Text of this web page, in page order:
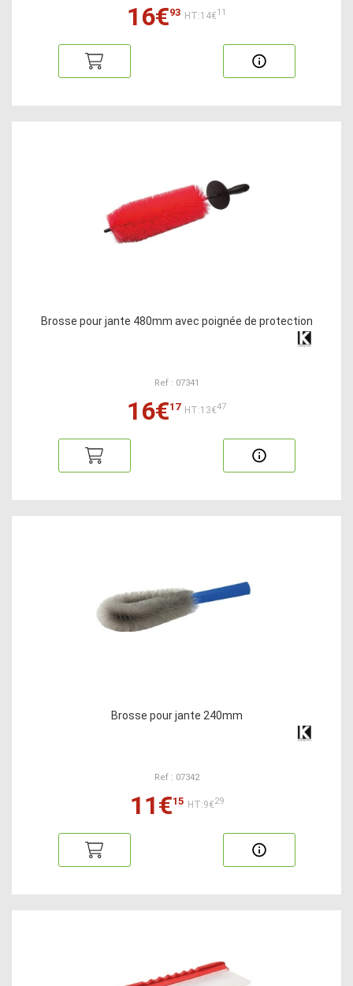
16€93 HT:14€11
Brosse pour jante 480mm avec poignée de protection
Ref : 07341
16€17 HT:13€47
Brosse pour jante 240mm
Ref : 07342
11€15 HT:9€29